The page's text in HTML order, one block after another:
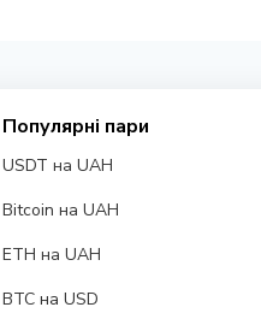
Популярні пари
USDT на UAH
Bitcoin на UAH
ETH на UAH
BTC на USD